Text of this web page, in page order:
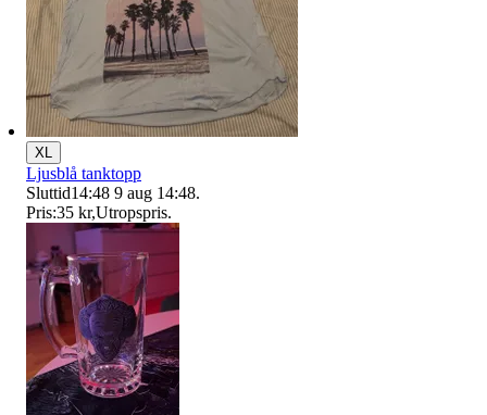
XL
Ljusblå tanktopp
Sluttid14:48 9 aug 14:48.
Pris:35 kr,Utropspris.